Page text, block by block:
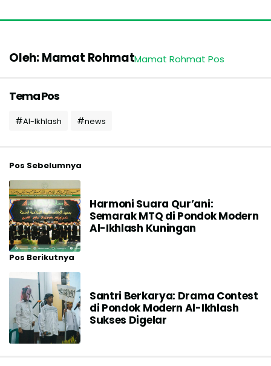
Oleh: Mamat RohmatMamat Rohmat Pos
Tema Pos
Al-Ikhlash news
Pos Sebelumnya
Harmoni Suara Qur’ani:
Semarak MTQ di Pondok Modern
Al-Ikhlash Kuningan
Pos Berikutnya
Santri Berkarya: Drama Contest
di Pondok Modern Al-Ikhlash
Sukses Digelar